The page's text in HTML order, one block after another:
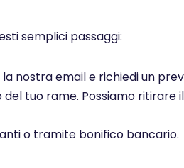
semplici passaggi:
nostra email e richiedi un
tuo rame. Possiamo ritirare
o tramite bonifico bancario.